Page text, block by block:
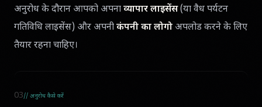
अनुरोध के दौरान आपको अपनाव्यापार लाइसेंस(या वैध पर्यटन
गतिविधि लाइसेंस) और अपनीकंपनी का लोगो अपलोड करने के लिए
तैयार रहना चाहिए।
03// अनुरोध कैसे करें